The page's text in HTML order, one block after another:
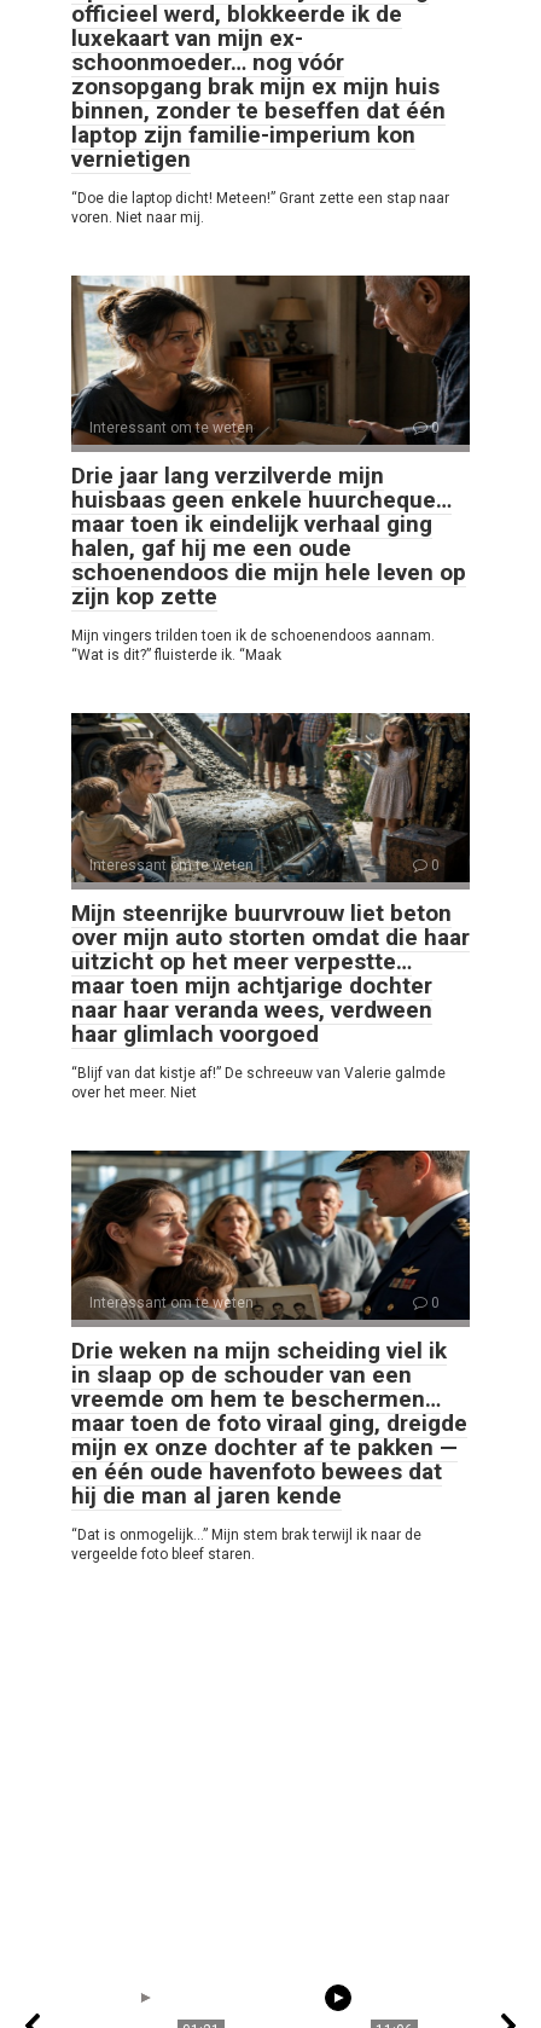
officieel werd, blokkeerde ik de
luxekaart van mijn ex-
schoonmoeder… nog vóór
zonsopgang brak mijn ex mijn huis
binnen, zonder te beseffen dat één
laptop zijn familie-imperium kon
vernietigen
“Doe die laptop dicht! Meteen!” Grant zette een stap naar
voren. Niet naar mij.
Interessant om te weten 0
Drie jaar lang verzilverde mijn
huisbaas geen enkele huurcheque…
maar toen ik eindelijk verhaal ging
halen, gaf hij me een oude
schoenendoos die mijn hele leven op
zijn kop zette
Mijn vingers trilden toen ik de schoenendoos aannam.
“Wat is dit?” fluisterde ik. “Maak
Interessant om te weten 0
Mijn steenrijke buurvrouw liet beton
over mijn auto storten omdat die haar
uitzicht op het meer verpestte…
maar toen mijn achtjarige dochter
naar haar veranda wees, verdween
haar glimlach voorgoed
“Blijf van dat kistje af!” De schreeuw van Valerie galmde
over het meer. Niet
Interessant om te weten 0
Drie weken na mijn scheiding viel ik
in slaap op de schouder van een
vreemde om hem te beschermen…
maar toen de foto viraal ging, dreigde
mijn ex onze dochter af te pakken —
en één oude havenfoto bewees dat
hij die man al jaren kende
“Dat is onmogelijk…” Mijn stem brak terwijl ik naar de
vergeelde foto bleef staren.